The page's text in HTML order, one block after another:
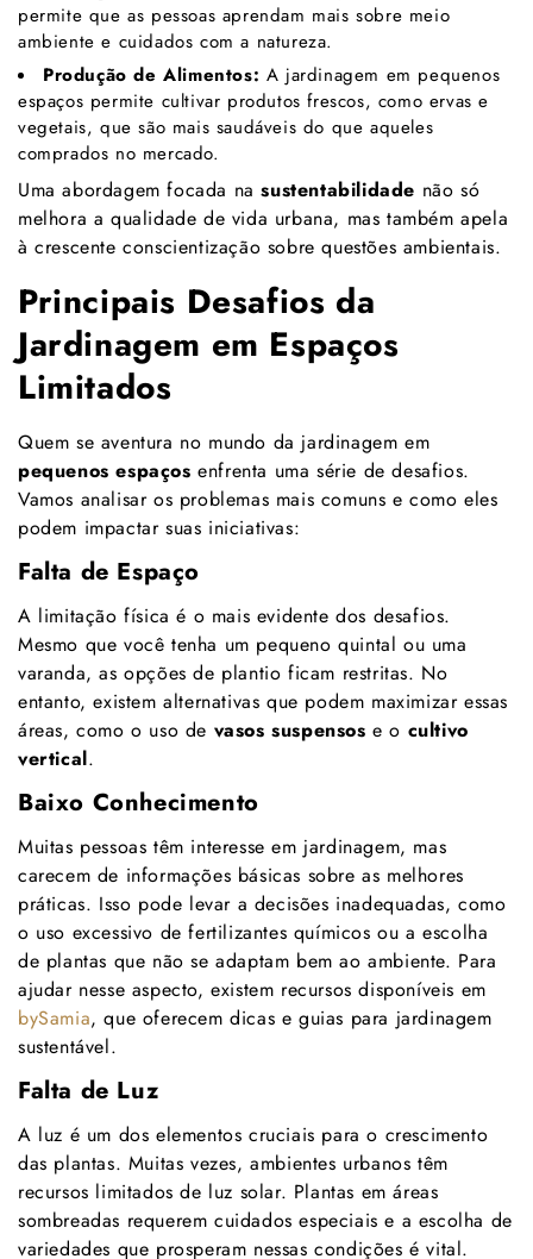
permite que as pessoas aprendam mais sobre meio
ambiente e cuidados com a natureza.
Produção de Alimentos: A jardinagem em pequenos
espaços permite cultivar produtos frescos, como ervas e
vegetais, que são mais saudáveis do que aqueles
comprados no mercado.
Uma abordagem focada nasustentabilidade não só
melhora a qualidade de vida urbana, mas também apela
à crescente conscientização sobre questões ambientais.
Principais Desafios da
Jardinagem em Espaços
Limitados
Quem se aventura no mundo da jardinagem em
pequenos espaços enfrenta uma série de desafios.
Vamos analisar os problemas mais comuns e como eles
podem impactar suas iniciativas:
Falta de Espaço
A limitação física é o mais evidente dos desafios.
Mesmo que você tenha um pequeno quintal ou uma
varanda, as opções de plantio ficam restritas. No
entanto, existem alternativas que podem maximizar essas
áreas, como o uso de vasos suspensos e o cultivo
vertical.
Baixo Conhecimento
Muitas pessoas têm interesse em jardinagem, mas
carecem de informações básicas sobre as melhores
práticas. Isso pode levar a decisões inadequadas, como
o uso excessivo de fertilizantes químicos ou a escolha
de plantas que não se adaptam bem ao ambiente. Para
ajudar nesse aspecto, existem recursos disponíveis em
bySamia, que oferecem dicas e guias para jardinagem
sustentável.
Falta de Luz
A luz é um dos elementos cruciais para o crescimento
das plantas. Muitas vezes, ambientes urbanos têm
recursos limitados de luz solar. Plantas em áreas
sombreadas requerem cuidados especiais e a escolha de
variedades que prosperam nessas condições é vital.